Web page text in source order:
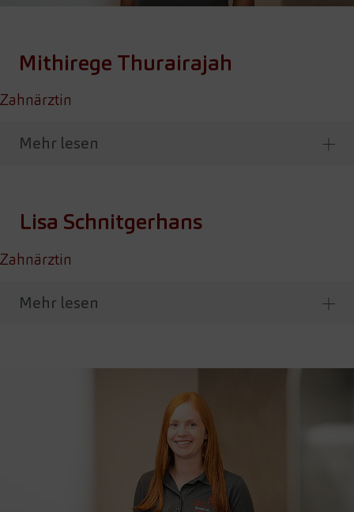
Mithirege Thurairajah
Zahnärztin
Mehr lesen
Lisa Schnitgerhans
Zahnärztin
Mehr lesen